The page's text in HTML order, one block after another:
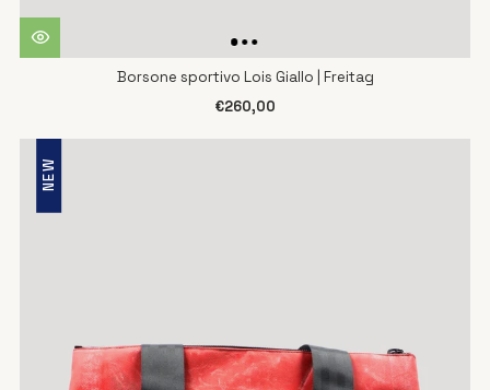
Borsone sportivo Lois Giallo | Freitag
€260,00
NEW